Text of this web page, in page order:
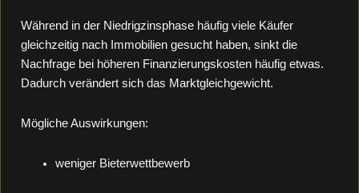
Während in der Niedrigzinsphase häufig viele Käufer
gleichzeitig nach Immobilien gesucht haben, sinkt die
Nachfrage bei höheren Finanzierungskosten häufig etwas.
Dadurch verändert sich das Marktgleichgewicht.
Mögliche Auswirkungen:
weniger Bieterwettbewerb